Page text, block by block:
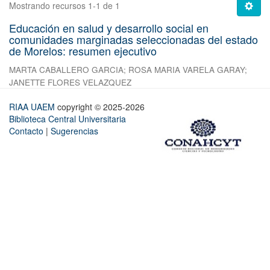
Mostrando recursos 1-1 de 1
Educación en salud y desarrollo social en
comunidades marginadas seleccionadas del estado
de Morelos: resumen ejecutivo
MARTA CABALLERO GARCIA; ROSA MARIA VARELA GARAY;
JANETTE FLORES VELAZQUEZ
RIAA UAEM copyright © 2025-2026
Biblioteca Central Universitaria
Contacto | Sugerencias